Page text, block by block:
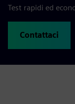
Test rapidi ed
Contattaci